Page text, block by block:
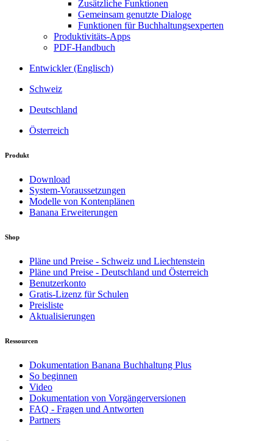
Zusätzliche Funktionen
Gemeinsam genutzte Dialoge
Funktionen für Buchhaltungsexperten
Produktivitäts-Apps
PDF-Handbuch
Entwickler (Englisch)
Schweiz
Deutschland
Österreich
Produkt
Download
System-Voraussetzungen
Modelle von Kontenplänen
Banana Erweiterungen
Shop
Pläne und Preise - Schweiz und Liechtenstein
Pläne und Preise - Deutschland und Österreich
Benutzerkonto
Gratis-Lizenz für Schulen
Preisliste
Aktualisierungen
Ressourcen
Dokumentation Banana Buchhaltung Plus
So beginnen
Video
Dokumentation von Vorgängerversionen
FAQ - Fragen und Antworten
Partners